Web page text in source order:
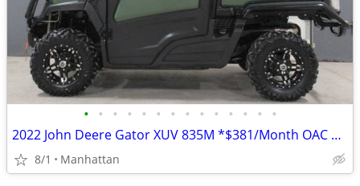
• • • • • • • • • • • • • •
2022 John Deere Gator XUV 835M *$381/Month OAC $0 Down*
8/1 Manhattan